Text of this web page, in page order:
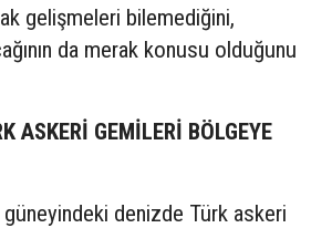
gelişmeleri bilemediğini,
da merak konusu olduğunu
ASKERİ GEMİLERİ BÖLGEYE
güneyindeki denizde Türk askeri